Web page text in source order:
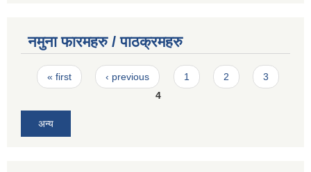
नमुना फारमहरु / पाठक्रमहरु
Pages
« first ‹ previous 1 2
3
4
अन्य